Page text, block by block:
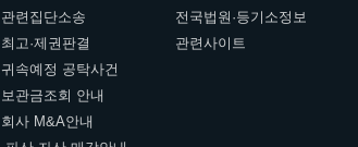
련집단소송
고·제권판결
속예정 공탁사건
관금조회 안내
사 M&A안내
전국법원·등기소정보
관련사이트